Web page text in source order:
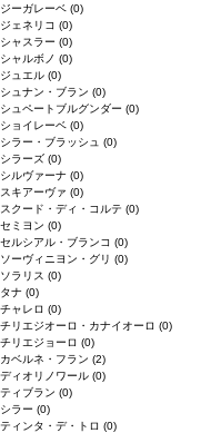
ジーガレーベ (0)
ジェネリコ (0)
シャスラー (0)
シャルボノ (0)
ジュエル (0)
シュナン・ブラン (0)
シュペートブルグンダー (0)
ショイレーベ (0)
シラー・ブラッシュ (0)
シラーズ (0)
シルヴァーナ (0)
スキアーヴァ (0)
スクード・ディ・コルテ (0)
セミヨン (0)
セルシアル・ブランコ (0)
ソーヴィニヨン・グリ (0)
ソラリス (0)
タナ (0)
チャレロ (0)
チリエジオーロ・カナイオーロ (0)
チリエジョーロ (0)
カベルネ・フラン (2)
ディオリノワール (0)
ティブラン (0)
シラー (0)
ティンタ・デ・トロ (0)